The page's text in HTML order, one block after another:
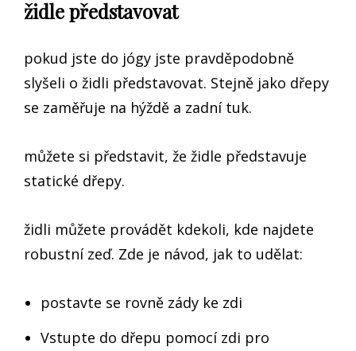
židle představovat
pokud jste do jógy jste pravděpodobně
slyšeli o židli představovat. Stejně jako dřepy
se zaměřuje na hýždě a zadní tuk.
můžete si představit, že židle představuje
statické dřepy.
židli můžete provádět kdekoli, kde najdete
robustní zeď. Zde je návod, jak to udělat:
postavte se rovně zády ke zdi
Vstupte do dřepu pomocí zdi pro